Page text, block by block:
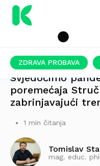
ZDRAVA PROBAVA
Svjedočimo
poremećaja
zabrinjavajući
1 min čitanja
Tomislav
mag. educ.